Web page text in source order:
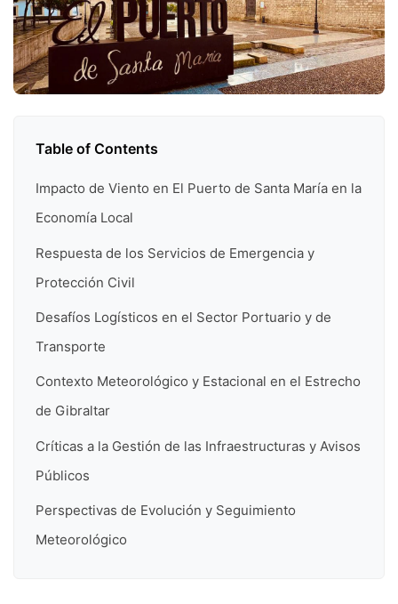
Table of Contents
Impacto de Viento en El Puerto de Santa María en la
Economía Local
Respuesta de los Servicios de Emergencia y
Protección Civil
Desafíos Logísticos en el Sector Portuario y de
Transporte
Contexto Meteorológico y Estacional en el Estrecho
de Gibraltar
Críticas a la Gestión de las Infraestructuras y Avisos
Públicos
Perspectivas de Evolución y Seguimiento
Meteorológico